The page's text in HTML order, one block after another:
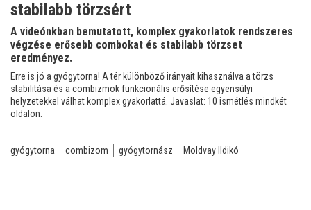
stabilabb törzsért
A videónkban bemutatott, komplex gyakorlatok rendszeres
végzése erősebb combokat és stabilabb törzset
eredményez.
Erre is jó a gyógytorna! A tér különböző irányait kihasználva a törzs
stabilitása és a combizmok funkcionális erősítése egyensúlyi
helyzetekkel válhat komplex gyakorlattá. Javaslat: 10 ismétlés mindkét
oldalon.
gyógytorna combizom gyógytornász Moldvay Ildikó